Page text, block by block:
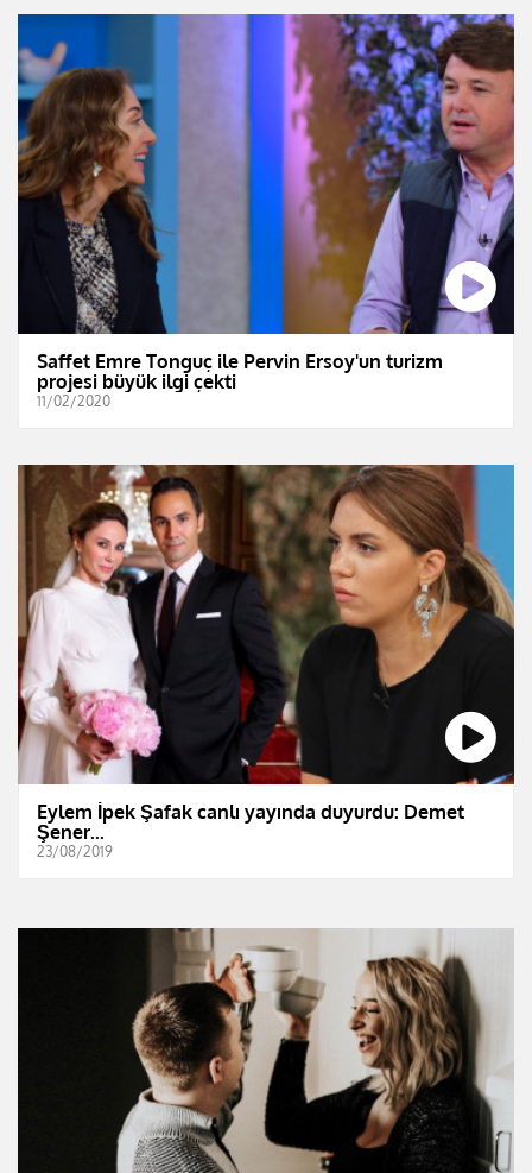
Saffet Emre Tonguç ile Pervin Ersoy'un turizm
projesi büyük ilgi çekti
11/02/2020
Eylem İpek Şafak canlı yayında duyurdu: Demet
Şener...
23/08/2019